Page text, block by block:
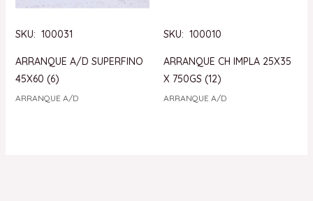
SKU: 100031
ARRANQUE A/D SUPERFINO
45X60 (6)
ARRANQUE A/D
SKU: 100010
ARRANQUE CH IMPLA 25X35
X 750GS (12)
ARRANQUE A/D